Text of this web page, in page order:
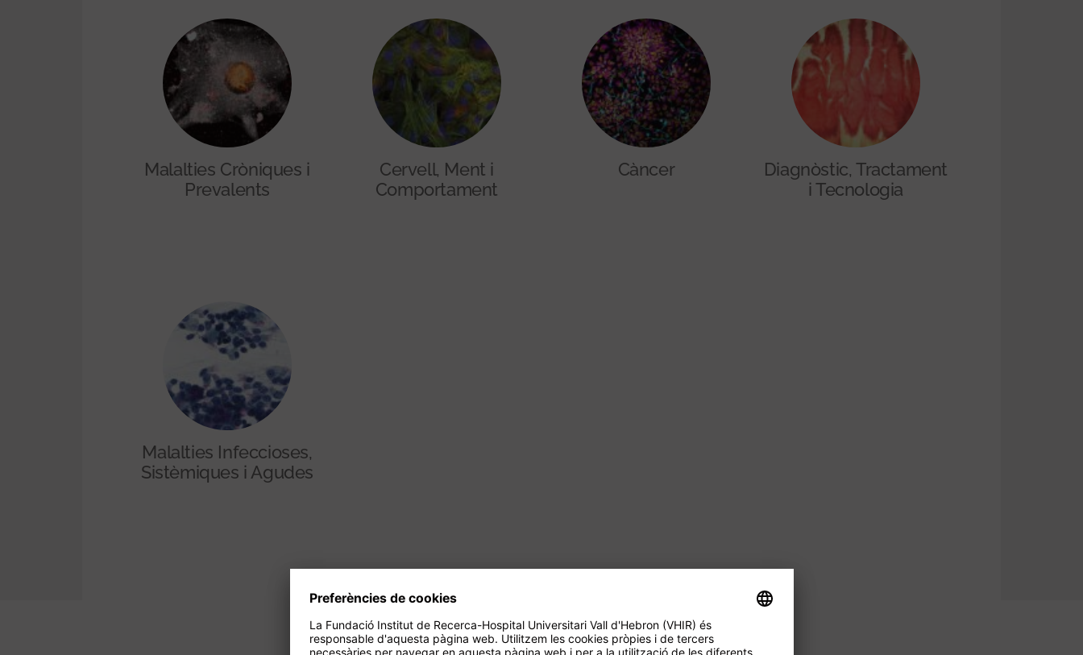
Malalties Cròniques i
Prevalents
Cervell, Ment i
Comportament
Càncer
Diagnòstic, Tractament
i Tecnologia
Malalties Infeccioses,
Sistèmiques i Agudes